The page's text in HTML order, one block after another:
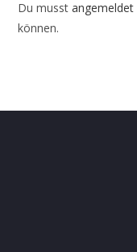
Du musstangemeldet
können.